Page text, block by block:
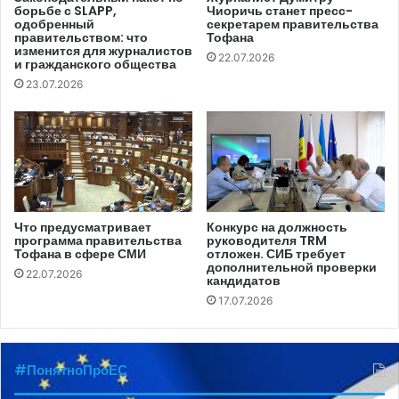
обжалованы в Апелляционной палате Кишинева.
По информации СТР, другие телеканалы из тех 12-ти, к
которым были применены санкции, также обжаловали
решений по данным искам.
Всего в 2022 году СТР применил 120 санкций за
недостаточное количество местных программ и
программ на румынском языке на радио и телевидении
или их трансляцию в часы, отличные от часов пиковой
аудитории (прайм-тайм). Сумма штрафов составила
борьбе с SLAPP,
одобренный
правительством: что
изменится для журналистов
и гражданского общества
23.07.2026
Чиоричь станет пресс-
секретарем правительства
Тофана
22.07.2026
Что предусматривает
программа правительства
Тофана в сфере СМИ
22.07.2026
Конкурс на должность
руководителя TRM
отложен. СИБ требует
дополнительной проверки
кандидатов
17.07.2026
#ПонятноПроЕС